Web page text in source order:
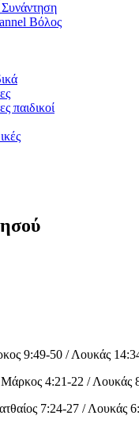
Βόλος
παιδικοί
9:49-50 / Λουκάς
4:21-22 / Λουκάς
7:24-27 / Λουκάς